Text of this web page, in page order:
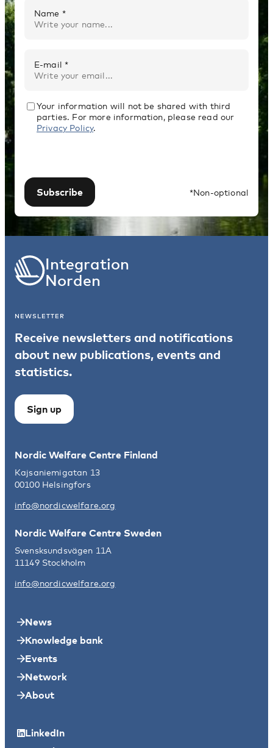
Name *
E-mail *
Your information will not be shared with third
parties. For more information, please read our
Privacy Policy.
Subscribe *Non-optional
Integration
Norden
NEWSLETTER
Receive newsletters and notifications
about new publications, events and
statistics.
Sign up
Nordic Welfare Centre Finland
Kajsaniemigatan 13
00100 Helsingfors
info@nordicwelfare.org
Nordic Welfare Centre Sweden
Svensksundsvägen 11A
11149 Stockholm
info@nordicwelfare.org
News
Knowledge bank
Events
Network
About
LinkedIn